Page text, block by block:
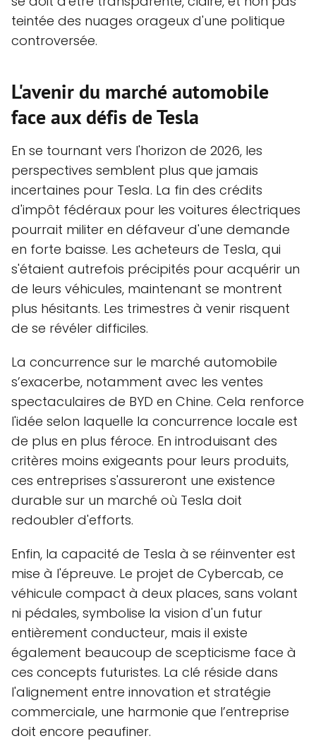
teintée des nuages orageux d'une politique
controversée.
L'avenir du marché automobile
face aux défis de Tesla
En se tournant vers l'horizon de 2026, les
perspectives semblent plus que jamais
incertaines pour Tesla. La fin des crédits
d'impôt fédéraux pour les voitures électriques
pourrait militer en défaveur d'une demande
en forte baisse. Les acheteurs de Tesla, qui
s'étaient autrefois précipités pour acquérir un
de leurs véhicules, maintenant se montrent
plus hésitants. Les trimestres à venir risquent
de se révéler difficiles.
La concurrence sur le marché automobile
s’exacerbe, notamment avec les ventes
spectaculaires de BYD en Chine. Cela renforce
l'idée selon laquelle la concurrence locale est
de plus en plus féroce. En introduisant des
critères moins exigeants pour leurs produits,
ces entreprises s'assureront une existence
durable sur un marché où Tesla doit
redoubler d'efforts.
Enfin, la capacité de Tesla à se réinventer est
mise à l'épreuve. Le projet de Cybercab, ce
véhicule compact à deux places, sans volant
ni pédales, symbolise la vision d'un futur
entièrement conducteur, mais il existe
également beaucoup de scepticisme face à
ces concepts futuristes. La clé réside dans
l'alignement entre innovation et stratégie
commerciale, une harmonie que l’entreprise
doit encore peaufiner.